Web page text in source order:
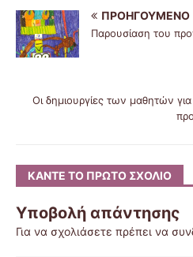
ΠΡΟΗΓΟΎΜΕΝΟ
Παρουσίαση του
Οι δημιουργίες των μαθητών
ΚΆΝΤΕ ΤΟ ΠΡΏΤΟ ΣΧΌΛΙΟ
Υποβολή απάντησης
Για να σχολιάσετε πρέπει να